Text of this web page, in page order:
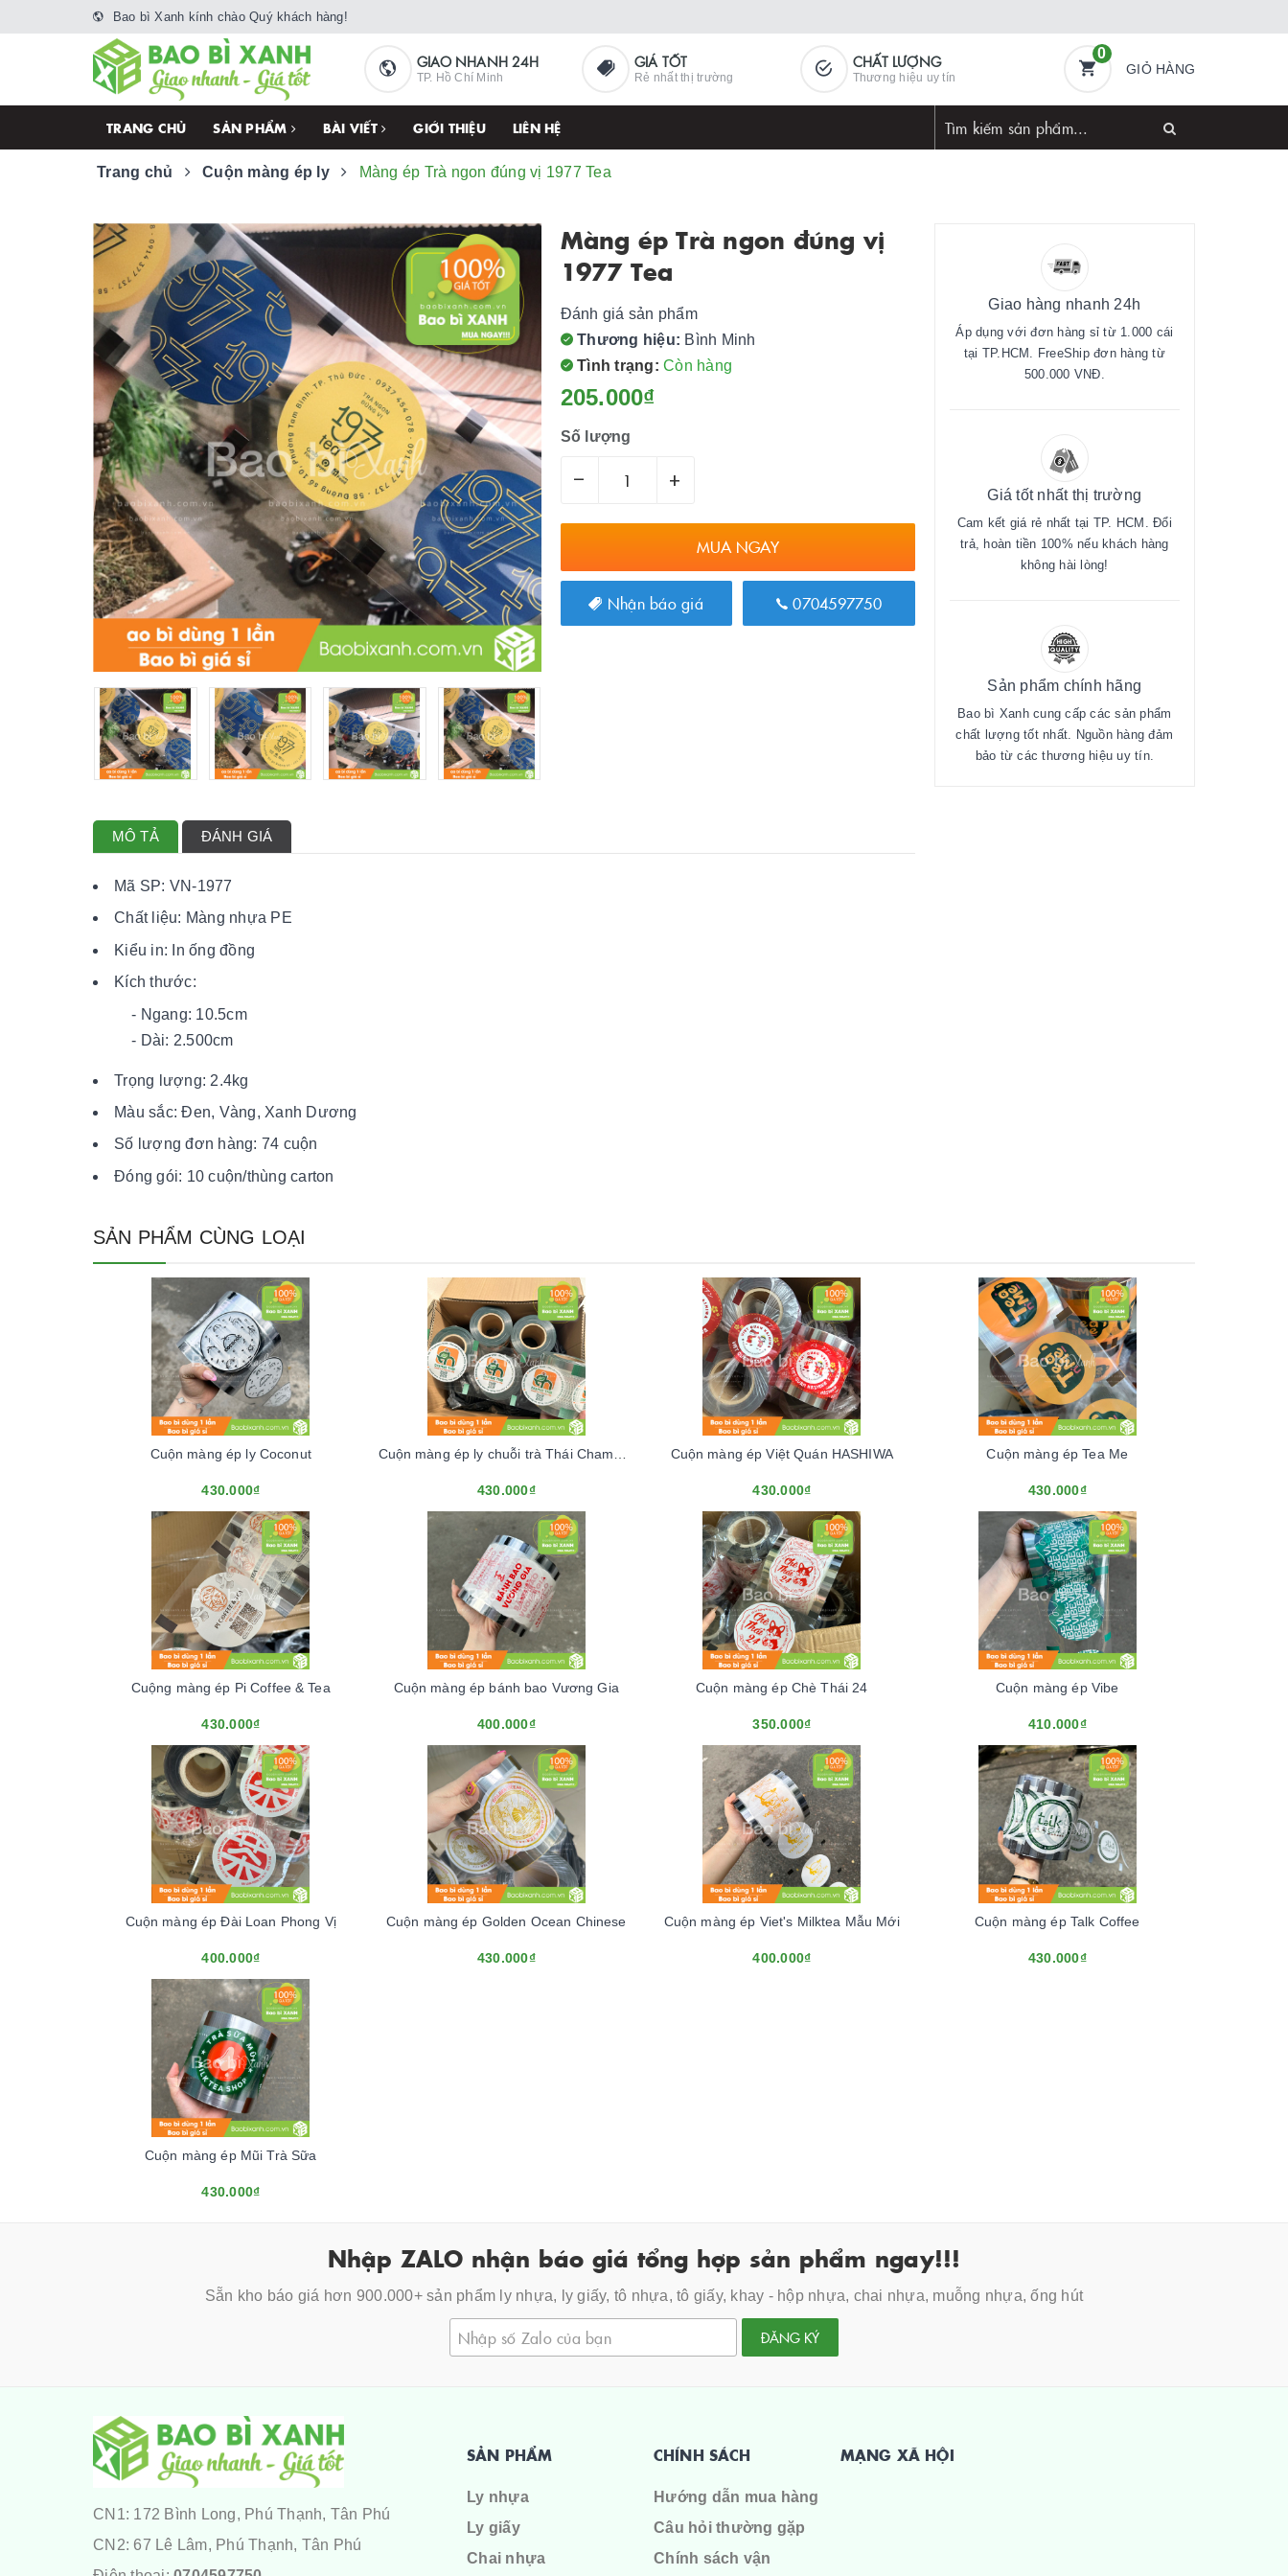
Bao bì Xanh kính chào Quý khách hàng!
GIAO NHANH 24H
TP. Hồ Chí Minh
GIÁ TỐT
Rẻ nhất thị trường
CHẤT LƯỢNG
Thương hiệu uy tín
0
GIỎ HÀNG
TRANG CHỦ SẢN PHẨM BÀI VIẾT GIỚI THIỆU LIÊN HỆ
Trang chủ Cuộn màng ép ly Màng ép Trà ngon đúng vị 1977 Tea
Màng ép Trà ngon đúng vị
1977 Tea
Đánh giá sản phẩm
Thương hiệu: Bình Minh
Tình trạng: Còn hàng
205.000₫
Số lượng
– +
MUA NGAY
Nhận báo giá 0704597750
Giao hàng nhanh 24h
Áp dụng với đơn hàng sỉ từ 1.000 cái
tại TP.HCM. FreeShip đơn hàng từ
500.000 VNĐ.
Giá tốt nhất thị trường
Cam kết giá rẻ nhất tại TP. HCM. Đổi
trả, hoàn tiền 100% nếu khách hàng
không hài lòng!
Sản phẩm chính hãng
Bao bì Xanh cung cấp các sản phẩm
chất lượng tốt nhất. Nguồn hàng đảm
bảo từ các thương hiệu uy tín.
MÔ TẢ ĐÁNH GIÁ
Mã SP: VN-1977
Chất liệu: Màng nhựa PE
Kiểu in: In ống đồng
Kích thước:
- Ngang: 10.5cm
- Dài: 2.500cm
Trọng lượng: 2.4kg
Màu sắc: Đen, Vàng, Xanh Dương
Số lượng đơn hàng: 74 cuộn
Đóng gói: 10 cuộn/thùng carton
SẢN PHẨM CÙNG LOẠI
Cuộn màng ép ly Coconut
430.000₫ 430.000₫
Cuộn màng ép Việt Quán HASHIWA
430.000₫
Cuộn màng ép Tea Me
430.000₫
Cuộng màng ép Pi Coffee & Tea
430.000₫
Cuộn màng ép bánh bao Vương Gia
400.000₫
Cuộn màng ép Chè Thái 24
350.000₫
Cuộn màng ép Vibe
410.000₫
Cuộn màng ép Đài Loan Phong Vị
400.000₫
Cuộn màng ép Golden Ocean Chinese
430.000₫
Cuộn màng ép Viet's Milktea Mẫu Mới
400.000₫
Cuộn màng ép Talk Coffee
430.000₫
Cuộn màng ép Mũi Trà Sữa
430.000₫
Nhập ZALO nhận báo giá tổng hợp sản phẩm ngay!!!
Sẵn kho báo giá hơn 900.000+ sản phẩm ly nhựa, ly giấy, tô nhựa, tô giấy, khay - hộp nhựa, chai nhựa, muỗng nhựa, ống hút
ĐĂNG KÝ
CN1: 172 Bình Long, Phú Thạnh, Tân Phú
CN2: 67 Lê Lâm, Phú Thạnh, Tân Phú
SẢN PHẨM
Ly nhựa
Ly giấy
Chai nhựa
CHÍNH SÁCH
Hướng dẫn mua hàng
Câu hỏi thường gặp
Chính sách vận
MẠNG XÃ HỘI